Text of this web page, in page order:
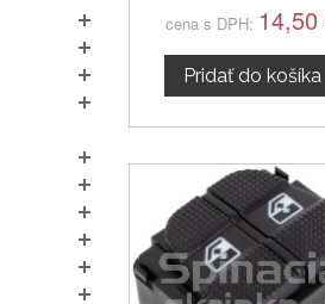
cena s DPH: 14,50
Pridať do košíka